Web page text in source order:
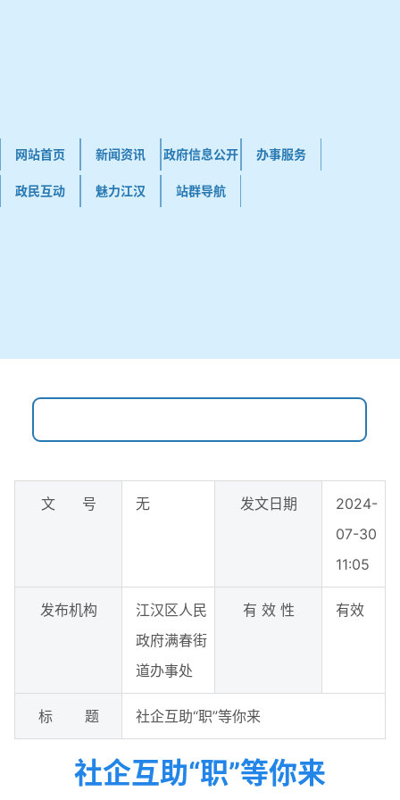
网站首页 新闻资讯 政府信息公开 办事服务
政民互动 魅力江汉 站群导航
文 号 无 发文日期
2024-
07-30
11:05
发布机构
江汉区人民
政府满春街
道办事处
有 效 性 有效
标 题 社企互助“职”等你来
社企互助“职”等你来